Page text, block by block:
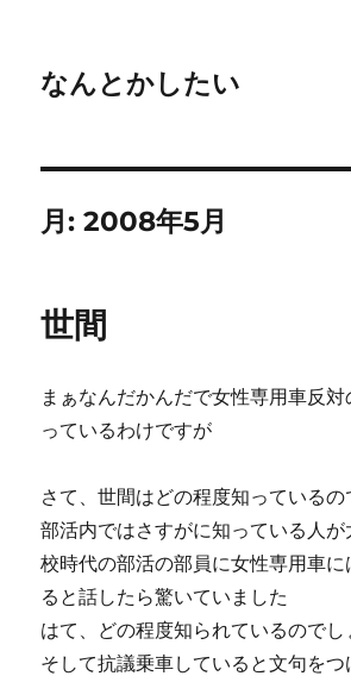
なんとかしたい
月:2008年5月
世間
まぁなんだかんだで女性専用車反
っているわけですが
さて、世間はどの程度知っているの
部活内ではさすがに知っている人
校時代の部活の部員に女性専用車
ると話したら驚いていました
はて、どの程度知られているのでし
そして抗議乗車していると文句を